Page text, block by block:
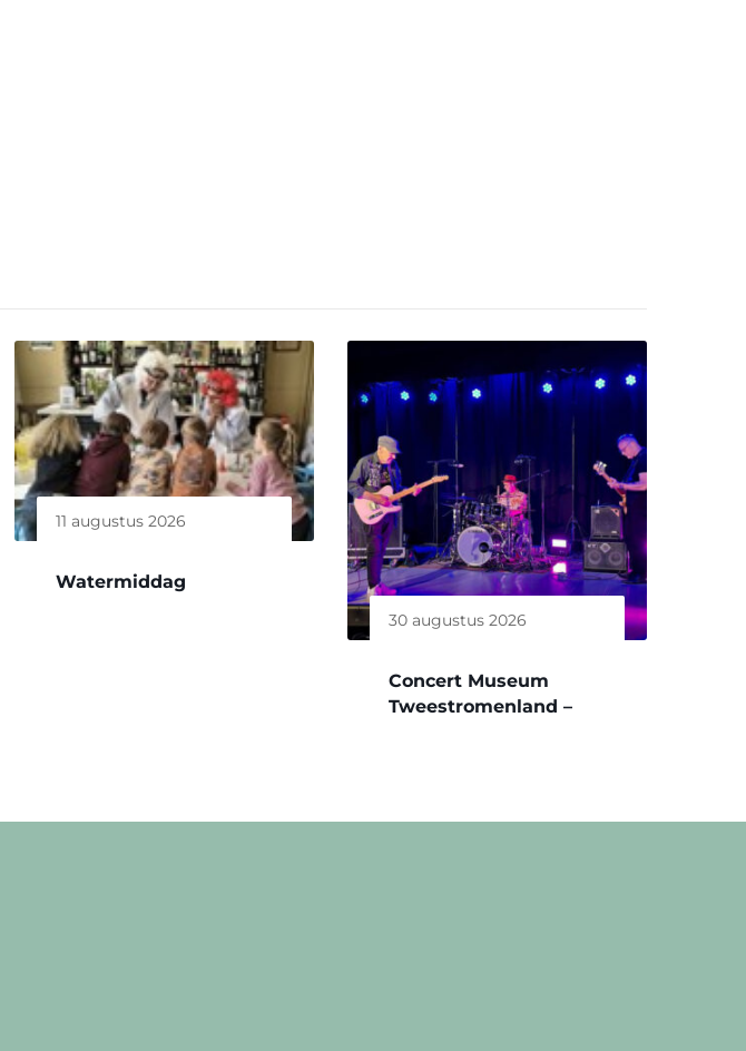
11 augustus 2026
Watermiddag
30 augustus 2026
Concert Museum
Tweestromenland –